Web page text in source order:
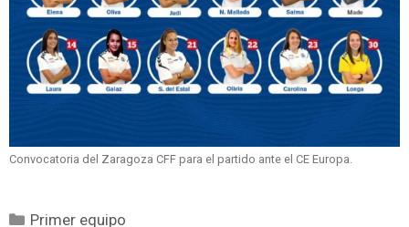
Convocatoria del Zaragoza CFF para el partido ante el CE Europa.
Primer equipo